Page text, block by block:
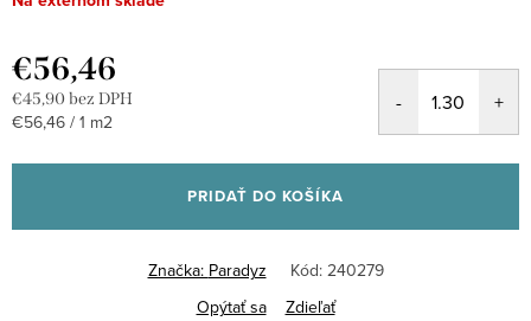
€56,46
€45,90 bez DPH
Jednotková
€56,46 / 1 m2
PRIDAŤ DO KOŠÍKA
Značka: Paradyz Kód: 240279
Opýtať sa
Zdieľať